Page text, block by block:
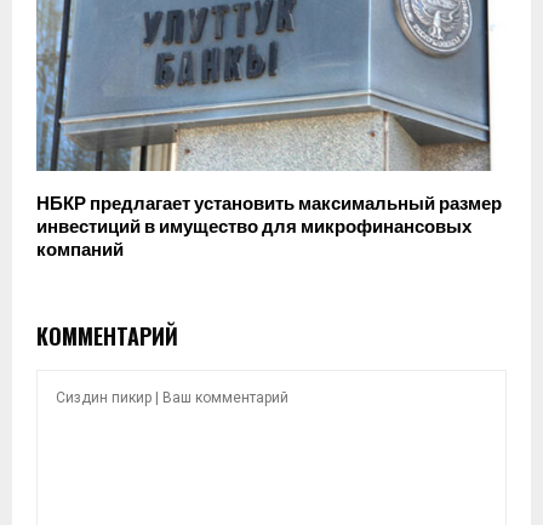
НБКР предлагает установить максимальный размер
инвестиций в имущество для микрофинансовых
компаний
КОММЕНТАРИЙ